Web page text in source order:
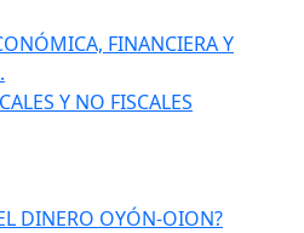
FINANCIERA Y
Y NO FISCALES
DINERO OYÓN-OION?